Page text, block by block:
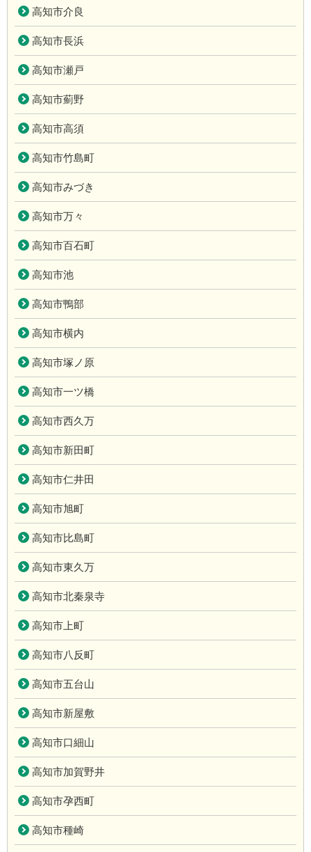
高知市介良
高知市長浜
高知市瀬戸
高知市薊野
高知市高須
高知市竹島町
高知市みづき
高知市万々
高知市百石町
高知市池
高知市鴨部
高知市横内
高知市塚ノ原
高知市一ツ橋
高知市西久万
高知市新田町
高知市仁井田
高知市旭町
高知市比島町
高知市東久万
高知市北秦泉寺
高知市上町
高知市八反町
高知市五台山
高知市新屋敷
高知市口細山
高知市加賀野井
高知市孕西町
高知市種崎